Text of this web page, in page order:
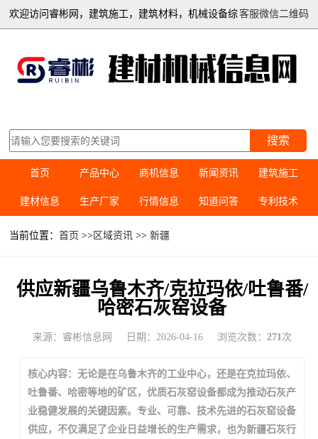
客服微信二维码
欢迎访问睿彬网，建筑施工，建筑材料，机械设备综
搜索
首页 产品中心 商机信息 新闻资讯 建筑施工
建材信息 生产厂家 行情信息 知道问答 专利技术
当前位置：首页 >>区域资讯 >>新疆
供应新疆乌鲁木齐/克拉玛依/吐鲁番/
哈密石灰窑设备
来源：睿彬信息网 日期：2026-04-16 浏览次数： 271 次
核心内容：无论是在乌鲁木齐的工业中心，还是在克拉玛依、
吐鲁番、哈密等地的矿区，优质石灰窑设备都成为推动石灰产
业稳健发展的关键因素。专业、可靠、技术先进的石灰窑设备
供应，不仅满足了企业日益增长的生产需求，也为新疆石灰行